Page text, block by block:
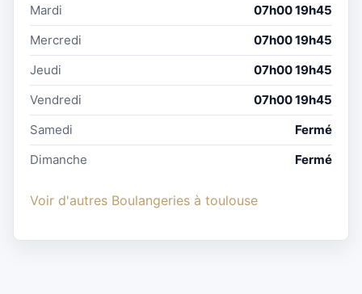
Mardi
07h00 19h45
Mercredi
07h00 19h45
Jeudi
07h00 19h45
Vendredi
07h00 19h45
Samedi
Fermé
Dimanche
Fermé
Voir d'autres Boulangeries à toulouse